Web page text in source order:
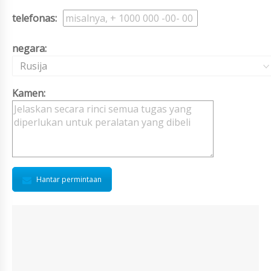
telefonas:
negara:
Rusija
Kamen:
Hantar permintaan